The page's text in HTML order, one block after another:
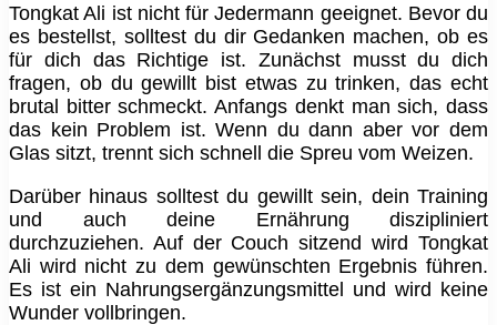
Tongkat Ali ist nicht für Jedermann geeignet. Bevor du
es bestellst, solltest du dir Gedanken machen, ob es
für dich das Richtige ist. Zunächst musst du dich
fragen, ob du gewillt bist etwas zu trinken, das echt
brutal bitter schmeckt. Anfangs denkt man sich, dass
das kein Problem ist. Wenn du dann aber vor dem
Glas sitzt, trennt sich schnell die Spreu vom Weizen.
Darüber hinaus solltest du gewillt sein, dein Training
und auch deine Ernährung diszipliniert
durchzuziehen. Auf der Couch sitzend wird Tongkat
Ali wird nicht zu dem gewünschten Ergebnis führen.
Es ist ein Nahrungsergänzungsmittel und wird keine
Wunder vollbringen.